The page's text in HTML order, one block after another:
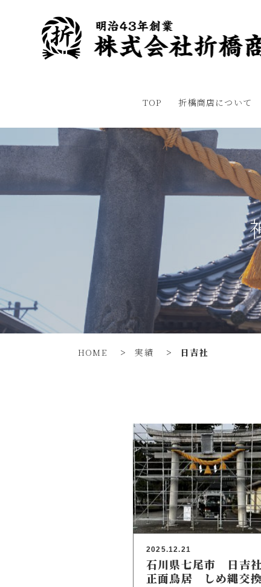
TOP 折橋商店について
HOME > 実績 > 日吉社
2025.12.21
石川県七尾市 日吉
正面鳥居 しめ縄交